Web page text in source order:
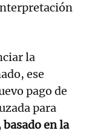
la
ese
pago de
para
en la